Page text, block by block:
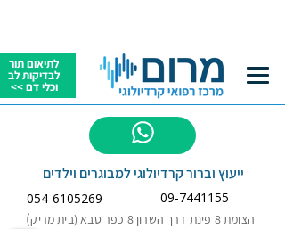
לתיאום תור
לבדיקות לב
וכלי דם >>
הצומת 8 פינת דרך השרון 8 כפר סבא (בית מריק )
054-6105269 09-7441155
ייעוץ וברור קרדיולוגי למבוגרים וילדים
לשאלות